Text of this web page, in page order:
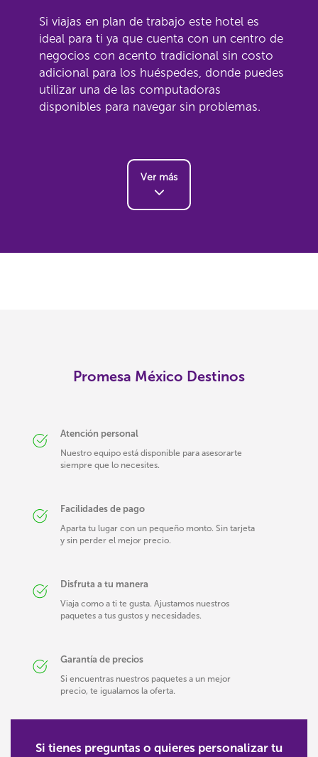
Si viajas en plan de trabajo este hotel es
ideal para ti ya que cuenta con un centro de
negocios con acento tradicional sin costo
adicional para los huéspedes, donde puedes
utilizar una de las computadoras
disponibles para navegar sin problemas.
Ver más
Promesa México Destinos
Atención personal
Nuestro equipo está disponible para asesorarte
siempre que lo necesites.
Facilidades de pago
Aparta tu lugar con un pequeño monto. Sin tarjeta
y sin perder el mejor precio.
Disfruta a tu manera
Viaja como a ti te gusta. Ajustamos nuestros
paquetes a tus gustos y necesidades.
Garantía de precios
Si encuentras nuestros paquetes a un mejor
precio, te igualamos la oferta.
Si tienes preguntas o quieres personalizar tu